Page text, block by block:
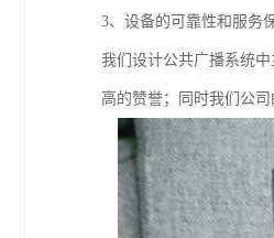
3、设备的可靠性和服务
我们设计公共广播系统
高的赞誉；同时我们公